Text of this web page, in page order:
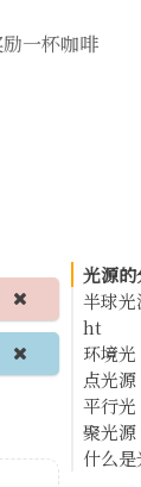
一杯咖啡
光源的
半球
ht
半球
半球
半球
环境
环境
环境
点光
点光
平行
平行
聚光
聚光
什么